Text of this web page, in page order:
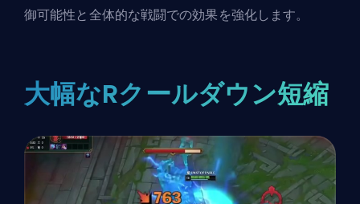
御可能性と全体的な戦闘での効果を強化します。
大幅なRクールダウン短縮